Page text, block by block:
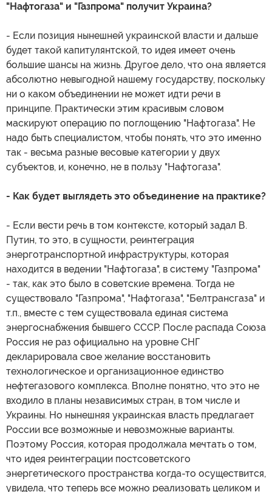
"Нафтогаза" и "Газпрома" получит Украина?
- Если позиция нынешней украинской власти и дальше
будет такой капитулянтской, то идея имеет очень
большие шансы на жизнь. Другое дело, что она является
абсолютно невыгодной нашему государству, поскольку
ни о каком объединении не может идти речи в
принципе. Практически этим красивым словом
маскируют операцию по поглощению "Нафтогаза". Не
надо быть специалистом, чтобы понять, что это именно
так - весьма разные весовые категории у двух
субъектов, и, конечно, не в пользу "Нафтогаза".
- Как будет выглядеть это объединение на практике?
- Если вести речь в том контексте, который задал В.
Путин, то это, в сущности, реинтеграция
энерготранспортной инфраструктуры, которая
находится в ведении "Нафтогаза", в систему "Газпрома"
- так, как это было в советские времена. Тогда не
существовало "Газпрома", "Нафтогаза", "Белтрансгаза" и
т.п., вместе с тем существовала единая система
энергоснабжения бывшего СССР. После распада Союза
Россия не раз официально на уровне СНГ
декларировала свое желание восстановить
технологическое и организационное единство
нефтегазового комплекса. Вполне понятно, что это не
входило в планы независимых стран, в том числе и
Украины. Но нынешняя украинская власть предлагает
России все возможные и невозможные варианты.
Поэтому Россия, которая продолжала мечтать о том,
что идея реинтеграции постсоветского
энергетического пространства когда-то осуществится,
увидела, что теперь все можно реализовать целиком и